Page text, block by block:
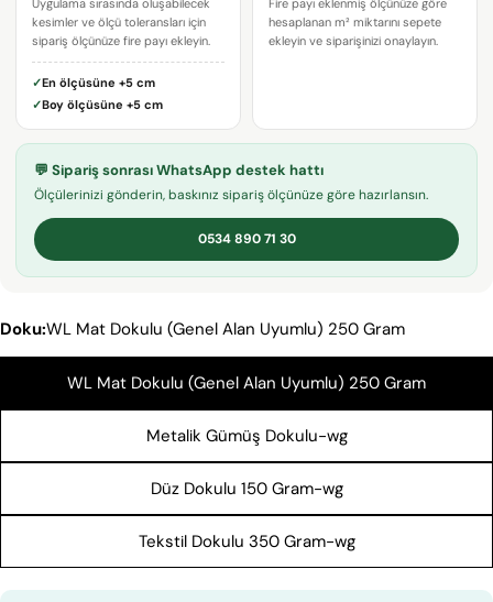
Uygulama sırasında oluşabilecek
kesimler ve ölçü toleransları için
sipariş ölçünüze fire payı ekleyin.
✓En ölçüsüne +5 cm
✓Boy ölçüsüne +5 cm
Fire payı eklenmiş ölçünüze göre
hesaplanan m² miktarını sepete
ekleyin ve siparişinizi onaylayın.
💬 Sipariş sonrası WhatsApp destek hattı
Ölçülerinizi gönderin, baskınız sipariş ölçünüze göre hazırlansın.
0534 890 71 30
Doku:WL Mat Dokulu (Genel Alan Uyumlu) 250 Gram
WL Mat Dokulu (Genel Alan Uyumlu) 250 Gram
Metalik Gümüş Dokulu-wg
Düz Dokulu 150 Gram-wg
Tekstil Dokulu 350 Gram-wg
Bu ürünü paylaş
Paylaş
Facebook'ta
Pinterest'teki
Adınız
E-
posta
adresiniz
Telefonunuz
Mesajın